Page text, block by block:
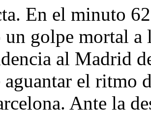
En el minuto
un golpe mortal
al Madrid
aguantar el ritmo
Ante la